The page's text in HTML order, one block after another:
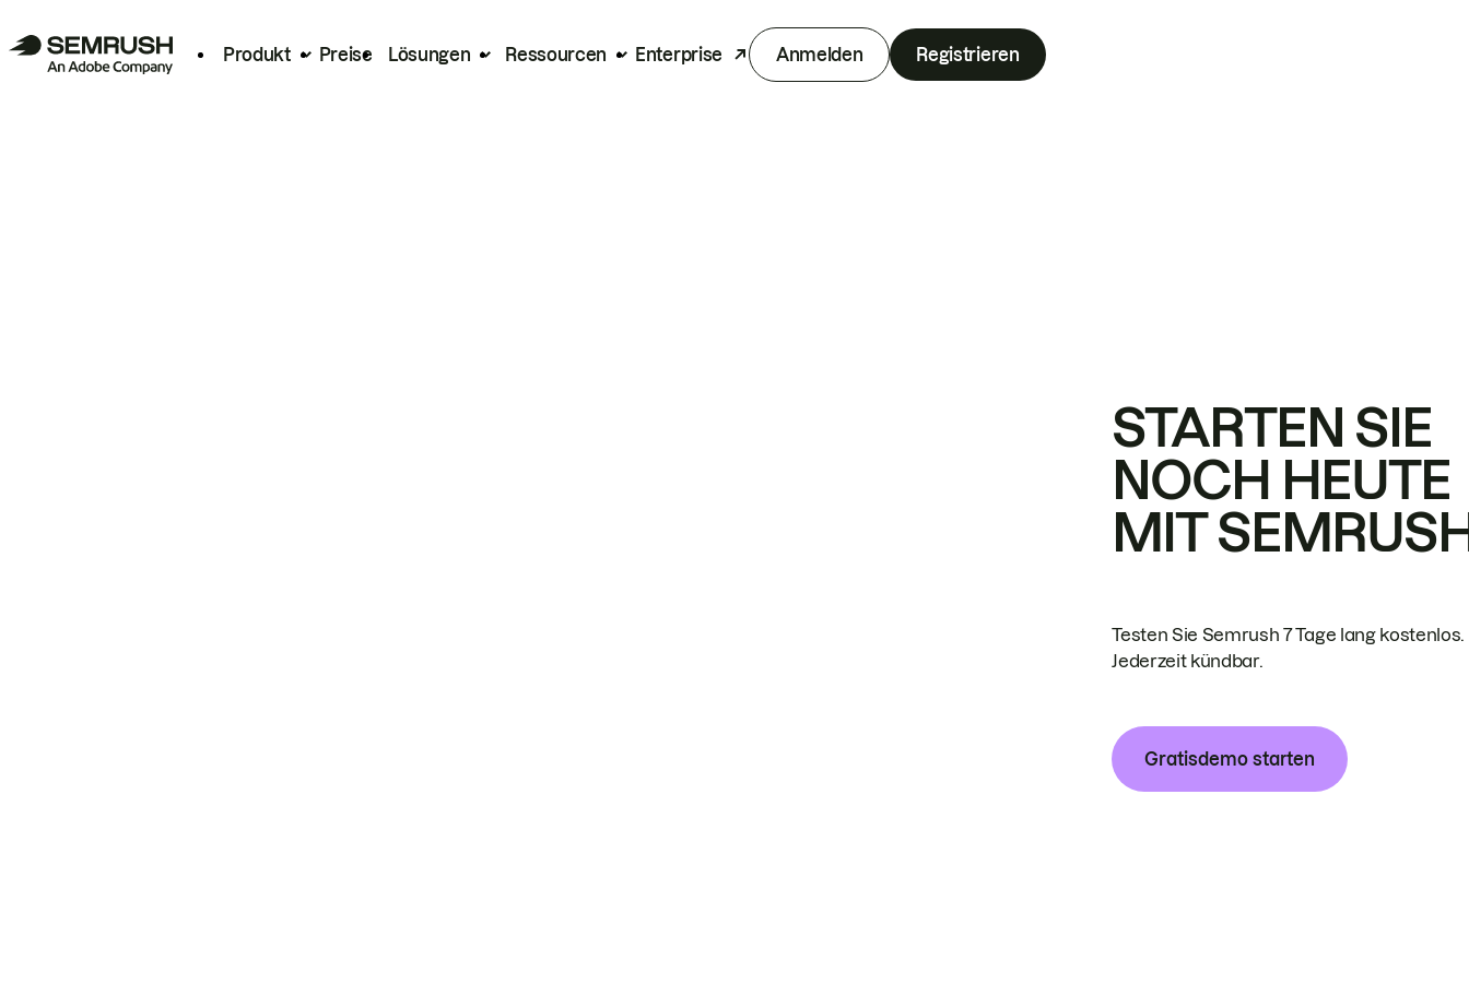
Produkt Preise Lösungen Ressourcen Enterprise Anmelden Registrieren
STARTEN SIE
NOCH HEUTE
MIT
Testen Sie Semrush 7 Tage lang kostenlos.
Jederzeit kündbar.
Gratisdemo starten